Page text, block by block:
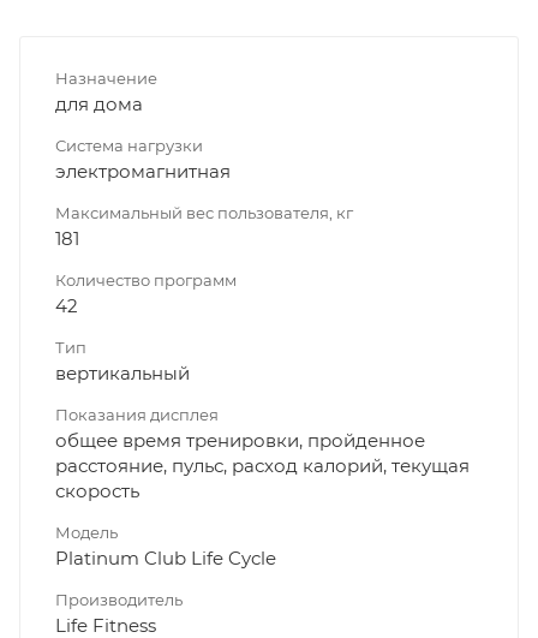
Назначение
для дома
Система нагрузки
электромагнитная
Максимальный вес пользователя, кг
181
Количество программ
42
Тип
вертикальный
Показания дисплея
общее время тренировки, пройденное
расстояние, пульс, расход калорий, текущая
скорость
Модель
Platinum Club Life Cycle
Производитель
Life Fitness